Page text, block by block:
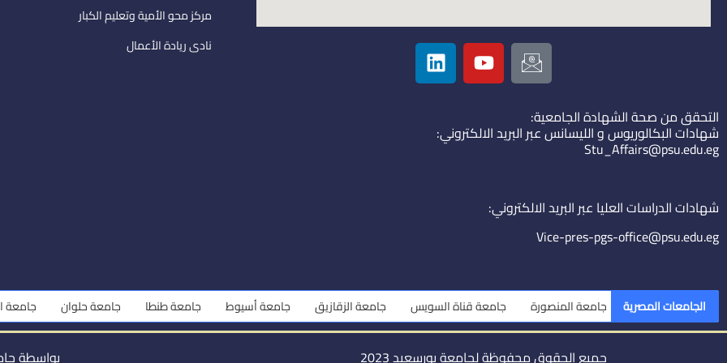
I
c
o
-
e
i
Y
o
u
u
b
L
i
n
التحقق من صحة الشهادة الجامعية:
شهادات البكالوريوس و الليسانس عبر البريد الالكتروني:
Stu_Affairs@psu.edu.eg
شهادات الدراسات العليا عبر البريد الالكتروني:
Vice-pres-pgs-office@psu.edu.eg
مركز محو الأمية وتعليم الكبار
نادى ريادة الأعمال
الجامعات المصرية جامعة المنصورة جامعة قناة السويس جامعة الزقازيق جامعة أسيوط جامعة طنطا جامعة حلوان جامعة
جميع الحقوق محفوظة لجامعة بورسعيد 2023 بواسطة